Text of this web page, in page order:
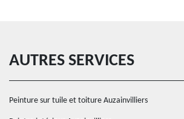
AUTRES SERVICES
Peinture sur tuile et toiture Auzainvilliers